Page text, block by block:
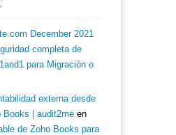
December 2021
completa de
para Migración o
externa desde
Books | audit2me en
de Zoho Books para